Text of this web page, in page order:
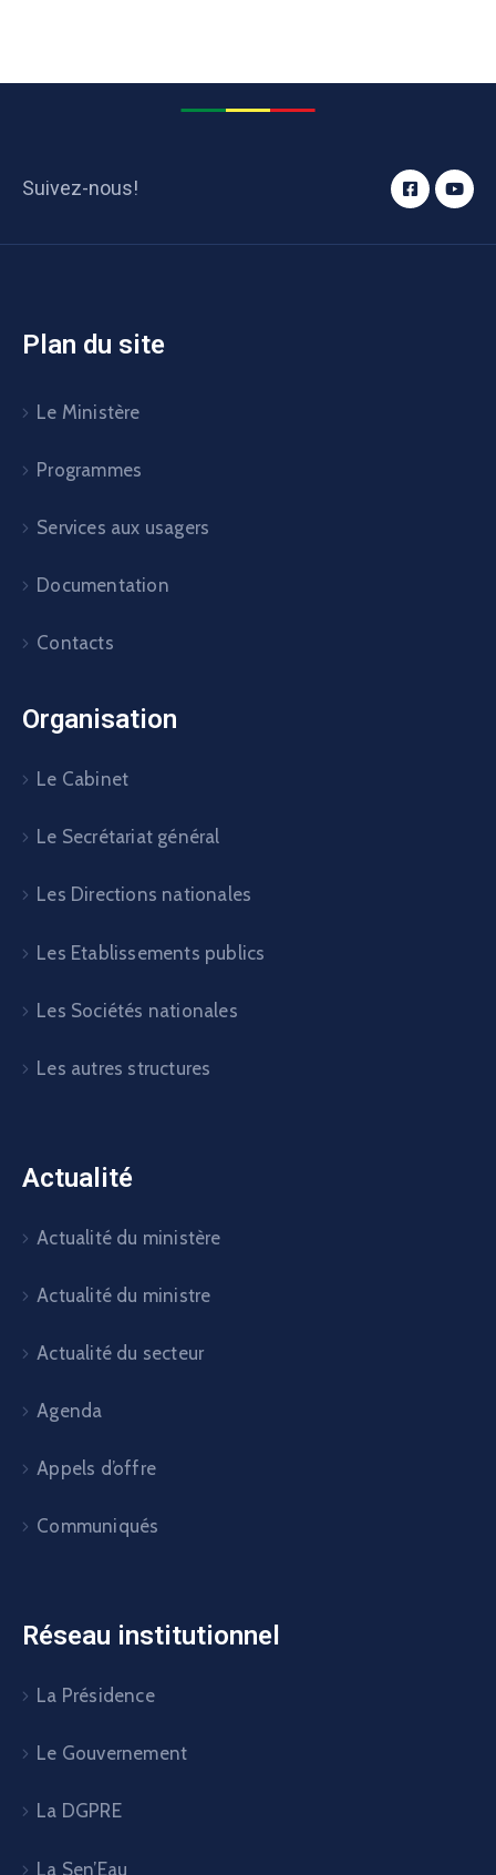
Suivez-nous!
Plan du site
Le Ministère
Programmes
Services aux usagers
Documentation
Contacts
Organisation
Le Cabinet
Le Secrétariat général
Les Directions nationales
Les Etablissements publics
Les Sociétés nationales
Les autres structures
Actualité
Actualité du ministère
Actualité du ministre
Actualité du secteur
Agenda
Appels d’offre
Communiqués
Réseau institutionnel
La Présidence
Le Gouvernement
La DGPRE
La Sen’Eau